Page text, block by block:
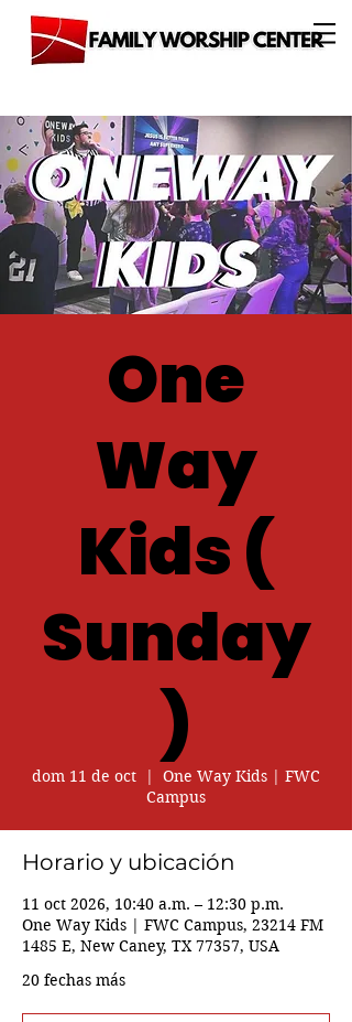
One
Way
Kids (
Sunday
)
dom 11 de oct
  |
One Way Kids | FWC
Campus
Horario y ubicación
11 oct 2026, 10:40 a.m. – 12:30 p.m.
One Way Kids | FWC Campus, 23214 FM
1485 E, New Caney, TX 77357, USA
20 fechas más